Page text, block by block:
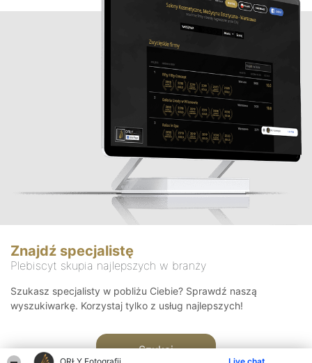
Znajdź specjalistę
Plebiscyt skupia najlepszych w branży
Szukasz specjalisty w pobliżu Ciebie? Sprawdź naszą
wyszukiwarkę. Korzystaj tylko z usług najlepszych!
Szukaj